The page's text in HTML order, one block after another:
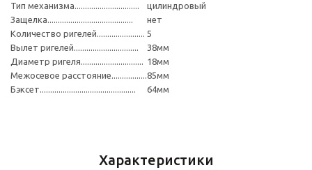
Тип механизма...............................
цилиндровый
Защелка.........................................
нет
Количество ригелей....................... 5
Вылет ригелей...............................
38мм
Диаметр ригеля.............................. 18мм
Межосевое расстояние.................85мм
Бэксет..............................................
64мм
Характеристики